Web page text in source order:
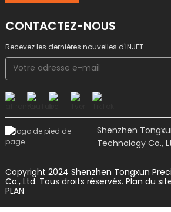
CONTACTEZ-NOUS
Recevez les dernières nouvelles d'INJET
Shenzhen
Technology Co.,
Copyright 2024 Shenzhen Tongxun
Co., Ltd. Tous droits réservés. Plan du
PLAN